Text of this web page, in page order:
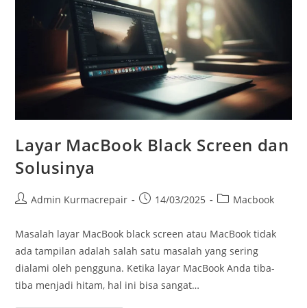
Layar MacBook Black Screen dan
Solusinya
Admin Kurmacrepair 14/03/2025 Macbook
Masalah layar MacBook black screen atau MacBook tidak
ada tampilan adalah salah satu masalah yang sering
dialami oleh pengguna. Ketika layar MacBook Anda tiba-
tiba menjadi hitam, hal ini bisa sangat…